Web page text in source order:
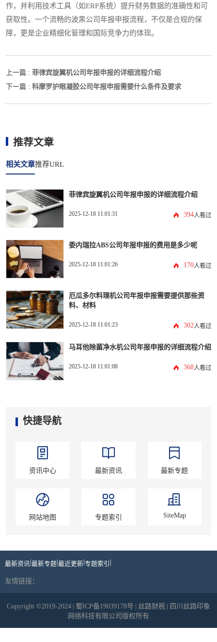
作，并利用技术工具（如ERP系统）提升财务数据的准确性和可
获取性。一个流畅的波黑公司年报申报流程，不仅是合规的保
障，更是企业精细化管理和国际竞争力的体现。
上一篇 : 菲律宾旋翼机公司年报申报的详细流程介绍
下一篇 : 科摩罗护眼凝胶公司年报申报需要什么条件及要求
推荐文章
相关文章推荐URL
菲律宾旋翼机公司年报申报的详细流程介绍
2025-12-18 11:01:31 394人看过
委内瑞拉ABS公司年报申报的费用是多少呢
2025-12-18 11:01:26 170人看过
厄瓜多尔料理机公司年报申报需要提供那些资
料、材料
2025-12-18 11:01:23 302人看过
马耳他除菌净水机公司年报申报的详细流程介绍
2025-12-18 11:01:08 368人看过
快捷导航
资讯中心 最新资讯 最新专题
网站地图 专题索引 SiteMap
最新资讯 最新专题 最近更新 专题索引
友情链接：
Copyright ©2019-2024 蜀ICP备19039178号 丝路财税
四川丝路印象
网络科技有限公司版权所有